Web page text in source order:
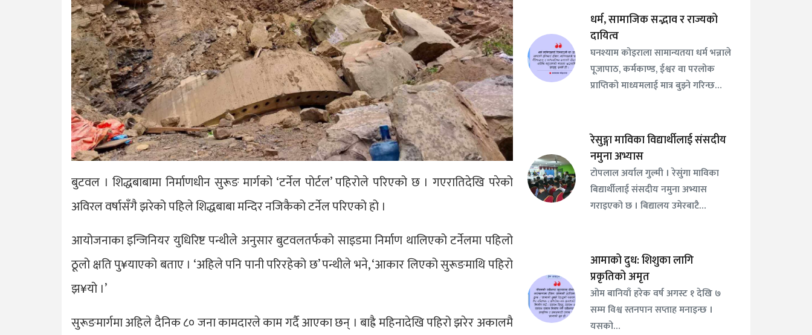
बुटवल । शिद्धबाबामा निर्माणधीन सुरूङ मार्गको ‘टर्नेल पोर्टल’ पहिरोले परिएको छ । गएरातिदेखि परेको
अविरल वर्षासँगै झरेको पहिले शिद्धबाबा मन्दिर नजिकैको टर्नेल परिएको हो ।
आयोजनाका इन्जिनियर युधिरिष्ट पन्थीले अनुसार बुटवलतर्फको साइडमा निर्माण थालिएको टर्नेलमा पहिलो
ठूलो क्षति पु¥याएको बताए । ‘अहिले पनि पानी परिरहेको छ’ पन्थीले भने, ‘आकार लिएको सुरूङमाथि पहिरो
झ¥यो ।’
सुरूङमार्गमा अहिले दैनिक ८० जना कामदारले काम गर्दै आएका छन् । बाह्रै महिनादेखि पहिरो झरेर अकालमै
धर्म, सामाजिक सद्भाव र राज्यको
दायित्व
घनश्याम कोइराला सामान्यतया धर्म भन्नाले
पूजापाठ, कर्मकाण्ड, ईश्वर वा परलोक
प्राप्तिको माध्यमलाई मात्र बुझ्ने गरिन्छ…
रेसुङ्गा माविका विद्यार्थीलाई संसदीय
नमुना अभ्यास
टोपलाल अर्याल गुल्मी । रेसुंगा माविका
बिद्यार्थीलाई संसदीय नमुना अभ्यास
गराइएको छ । बिद्यालय उमेरबाटै…
आमाको दुध: शिशुका लागि
प्रकृतिको अमृत
ओम बानियाँ हरेक वर्ष अगस्ट १ देखि ७
सम्म विश्व स्तनपान सप्ताह मनाइन्छ ।
यसको…